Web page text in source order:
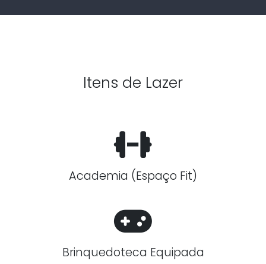
Itens de Lazer
Academia (Espaço Fit)
Brinquedoteca Equipada